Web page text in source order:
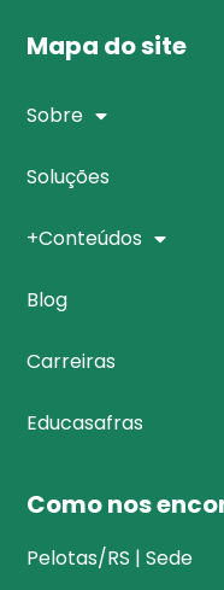
Mapa do site
Sobre
Soluções
+Conteúdos
Blog
Carreiras
Educasafras
Como nos
Pelotas/RS | Sede